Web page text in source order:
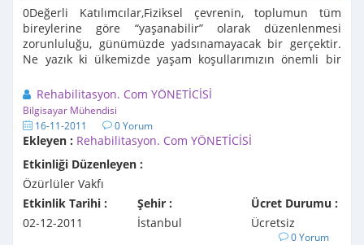
0Değerli Katılımcılar,Fiziksel çevrenin, toplumun tüm
bireylerine göre “yaşanabilir” olarak düzenlenmesi
zorunluluğu, günümüzde yadsınamayacak bir gerçektir.
Ne yazık ki ülkemizde yaşam koşullarımızın önemli bir
Rehabilitasyon. Com YÖNETİCİSİ
Bilgisayar Mühendisi
16-11-2011 0 Yorum
Ekleyen : Rehabilitasyon. Com YÖNETİCİSİ
Etkinliği Düzenleyen :
Özürlüler Vakfı
Etkinlik Tarihi :
02-12-2011
Şehir :
İstanbul
Ücret Durumu :
Ücretsiz
0 Yorum